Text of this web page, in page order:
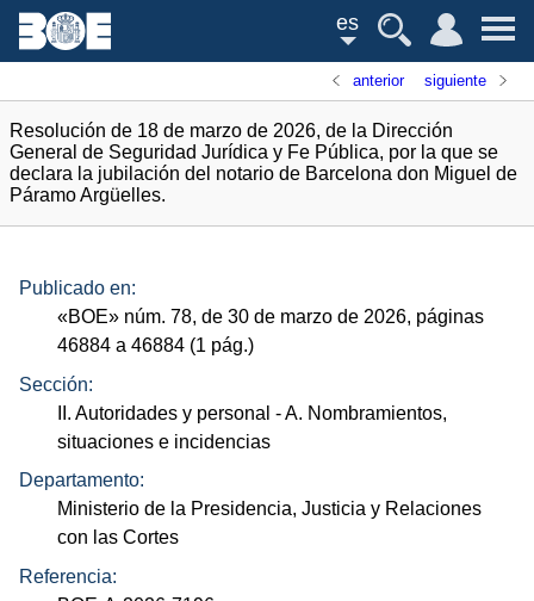
es
anterior siguiente
Resolución de 18 de marzo de 2026, de la Dirección
General de Seguridad Jurídica y Fe Pública, por la que se
declara la jubilación del notario de Barcelona don Miguel de
Páramo Argüelles.
Publicado en:
«BOE» núm. 78, de 30 de marzo de 2026, páginas
46884 a 46884 (1 pág.)
Sección:
II. Autoridades y personal - A. Nombramientos,
situaciones e incidencias
Departamento:
Ministerio de la Presidencia, Justicia y Relaciones
con las Cortes
Referencia: